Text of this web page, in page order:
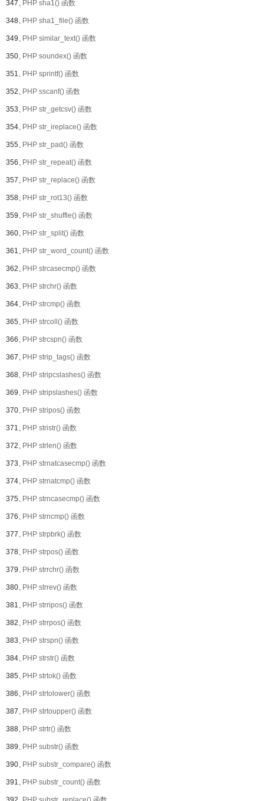
347、PHP sha1() 函数
348、PHP sha1_file() 函数
349、PHP similar_text() 函数
350、PHP soundex() 函数
351、PHP sprintf() 函数
352、PHP sscanf() 函数
353、PHP str_getcsv() 函数
354、PHP str_ireplace() 函数
355、PHP str_pad() 函数
356、PHP str_repeat() 函数
357、PHP str_replace() 函数
358、PHP str_rot13() 函数
359、PHP str_shuffle() 函数
360、PHP str_split() 函数
361、PHP str_word_count() 函数
362、PHP strcasecmp() 函数
363、PHP strchr() 函数
364、PHP strcmp() 函数
365、PHP strcoll() 函数
366、PHP strcspn() 函数
367、PHP strip_tags() 函数
368、PHP stripcslashes() 函数
369、PHP stripslashes() 函数
370、PHP stripos() 函数
371、PHP stristr() 函数
372、PHP strlen() 函数
373、PHP strnatcasecmp() 函数
374、PHP strnatcmp() 函数
375、PHP strncasecmp() 函数
376、PHP strncmp() 函数
377、PHP strpbrk() 函数
378、PHP strpos() 函数
379、PHP strrchr() 函数
380、PHP strrev() 函数
381、PHP strripos() 函数
382、PHP strrpos() 函数
383、PHP strspn() 函数
384、PHP strstr() 函数
385、PHP strtok() 函数
386、PHP strtolower() 函数
387、PHP strtoupper() 函数
388、PHP strtr() 函数
389、PHP substr() 函数
390、PHP substr_compare() 函数
391、PHP substr_count() 函数